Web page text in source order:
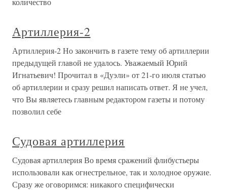
Артиллерия-2
Артиллерия-2 Но закончить в газете тему об артиллерии
предыдущей главой не удалось. Уважаемый Юрий
Игнатьевич! Прочитал в «Дуэли» от 21-го июля статью
об артиллерии и сразу решил написать ответ. Я не учел,
что Вы являетесь главным редактором газеты и потому
позволил себе
Судовая артиллерия
Судовая артиллерия Во время сражений флибустьеры
использовали как огнестрельное, так и холодное оружие.
Сразу же оговоримся: никакого специфически